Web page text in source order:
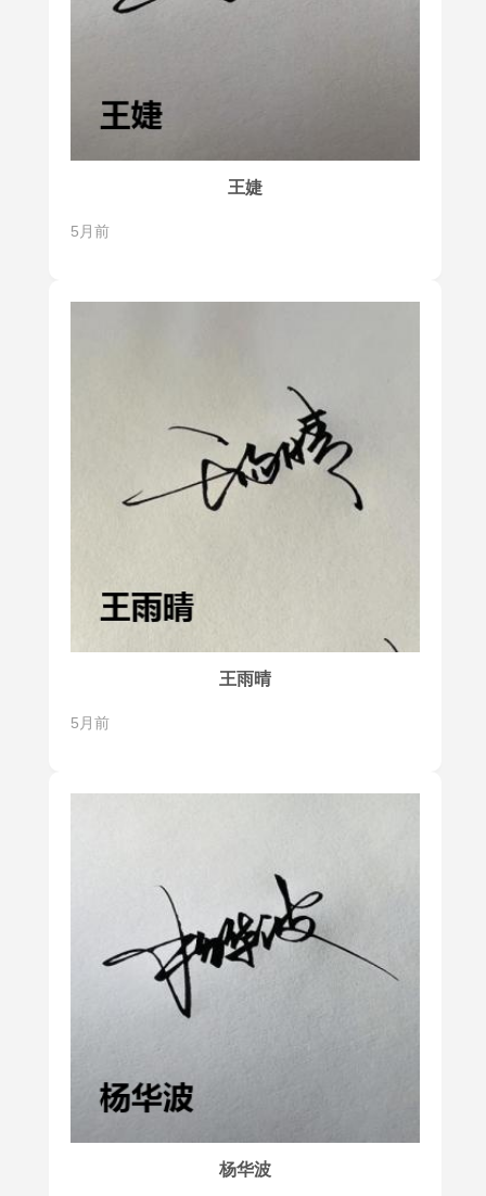
王婕
5月前
王雨晴
5月前
杨华波